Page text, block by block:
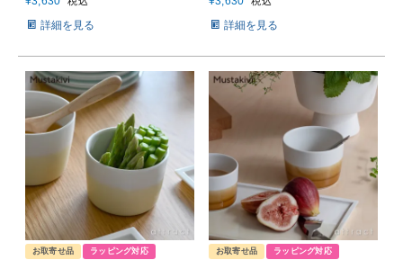
詳細を見る 詳細を見る
お取寄せ品 ラッピング対応 お取寄せ品 ラッピング対応